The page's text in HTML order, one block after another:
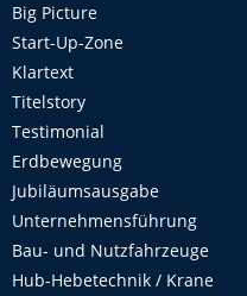
Big Picture
Start-Up-Zone
Klartext
Titelstory
Testimonial
Erdbewegung
Jubiläumsausgabe
Unternehmensführung
Bau- und Nutzfahrzeuge
Hub-Hebetechnik / Krane